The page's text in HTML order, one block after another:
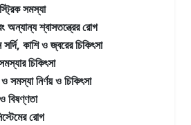
সমস্যা
অন্যান্য শ্বাসতন্ত্রের রোগ
কাশি ও জ্বরের চিকিৎসা
চিকিৎসা
সমস্যা নির্ণয় ও চিকিৎসা
বিষণ্ণতা
রোগ